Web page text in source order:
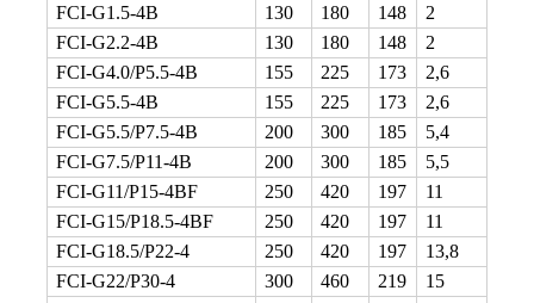
FCI-G1.5-4B
130 180 148
2
FCI-G2.2-4B
130 180 148
2
FCI-G4.0/P5.5-4B
155 225 173
2,6
FCI-G5.5-4B
155 225 173
2,6
FCI-G5.5/P7.5-4B
200 300 185
5,4
FCI-G7.5/P11-4B
200 300 185
5,5
FCI-G11/P15-4BF
250 420 197
11
FCI-G15/P18.5-4BF
250 420 197
11
FCI-G18.5/P22-4
250 420 197
13,8
FCI-G22/P30-4
300 460 219
15